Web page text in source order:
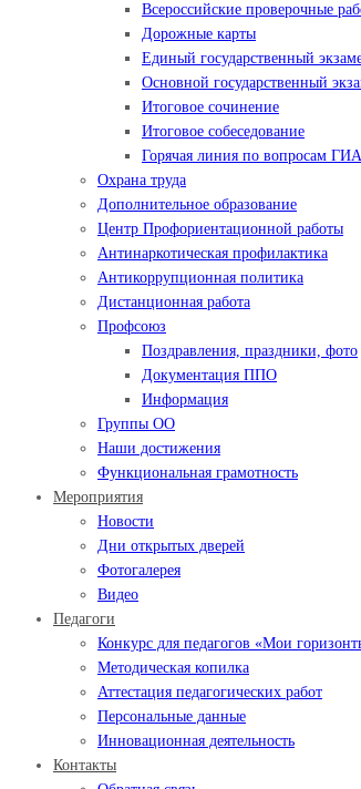
Всероссийские проверочные
Дорожные карты
Единый государственный
Основной государственный
Итоговое сочинение
Итоговое собеседование
Горячая линия по вопросам ГИА
Охрана труда
Дополнительное образование
Центр Профориентационной работы
Антинаркотическая профилактика
Антикоррупционная политика
Дистанционная работа
Профсоюз
Поздравления, праздники, фото
Документация ППО
Информация
Группы ОО
Наши достижения
Функциональная грамотность
Мероприятия
Новости
Дни открытых дверей
Фотогалерея
Видео
Педагоги
Конкурс для педагогов «Мои
Методическая копилка
Аттестация педагогических работ
Персональные данные
Инновационная деятельность
Контакты